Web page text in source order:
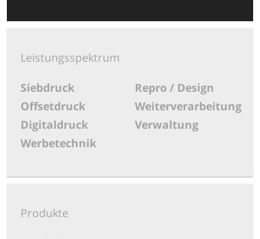
Leistungsspektrum
Siebdruck
Offsetdruck
Digitaldruck
Werbetechnik
Repro / Design
Weiterverarbeitung
Verwaltung
Produkte